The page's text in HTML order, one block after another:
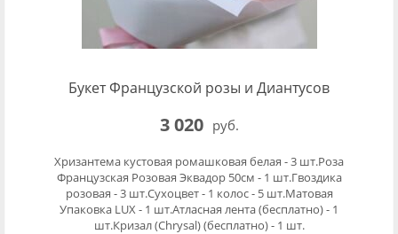
Букет Французской розы и Диантусов
3 020 руб.
Хризантема кустовая ромашковая белая - 3 шт.Роза
Французская Розовая Эквадор 50см - 1 шт.Гвоздика
розовая - 3 шт.Сухоцвет - 1 колос - 5 шт.Матовая
Упаковка LUX - 1 шт.Атласная лента (бесплатно) - 1
шт.Кризал (Chrysal) (бесплатно) - 1 шт.